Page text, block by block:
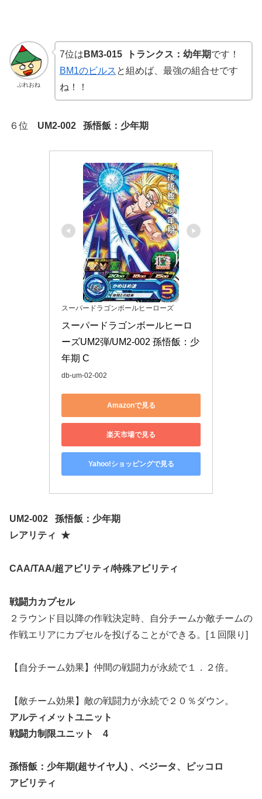
ぷれおね
7位は BM3-015 トランクス：幼年期です！
BM1のビルス と組めば、最強の組合せです
ね！！
６位 UM2-002 孫悟飯：少年期
スーパードラゴンボールヒーローズ
スーパードラゴンボールヒーロ
ーズUM2弾/UM2-002 孫悟飯：少
年期 C
db-um-02-002
Amazonで見る
楽天市場で見る
Yahoo!ショッピングで見る
UM2-002 孫悟飯：少年期
レアリティ ★
CAA/TAA/超アビリティ/特殊アビリティ
戦闘力カプセル
２ラウンド目以降の作戦決定時、自分チームか敵チームの
作戦エリアにカプセルを投げることができる。[１回限り]
【自分チーム効果】仲間の戦闘力が永続で１．２倍。
【敵チーム効果】敵の戦闘力が永続で２０％ダウン。
アルティメットユニット
戦闘力制限ユニット 4
孫悟飯：少年期(超サイヤ人) 、ベジータ、ピッコロ
アビリティ